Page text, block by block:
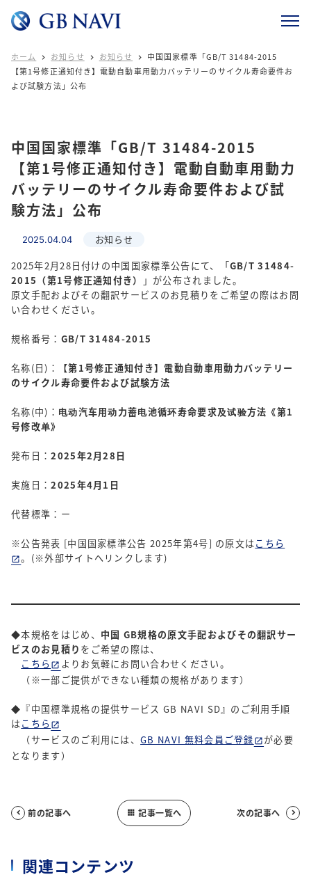
ホーム  お知らせ  お知らせ 
中国国家標準「GB/T 31484-2015
【第1号修正通知付き】電動自動車用動力バッテリーのサイクル寿命要件お
よび試験方法」公布
中国国家標準「GB/T 31484-2015
【第1号修正通知付き】電動自動車用動力
バッテリーのサイクル寿命要件および試
験方法」公布
2025.04.04
お知らせ
2025年2月28日付けの中国国家標準公告にて、「GB/T 31484-
2015（第1号修正通知付き）
」が公布されました。
原文手配およびその翻訳サービスのお見積りをご希望の際はお問
い合わせください。
規格番号： GB/T 31484-2015
名称(日)：
【第1号修正通知付き】電動自動車用動力バッテリー
のサイクル寿命要件および試験方法
名称(中)： 电动汽车用动力蓄电池循环寿命要求及试验方法《第1
号修改单》
発布日：2025年2月28日
実施日：2025年4月1日
代替標準：ー
※公告発表 [中国国家標準公告 2025年第4号] の原文はこちら
。(※外部サイトへリンクします)
◆本規格をはじめ、 中国 GB規格の原文手配およびその翻訳サー
ビスのお見積り をご希望の際は、
こちら
よりお気軽にお問い合わせください。
（※一部ご提供ができない種類の規格があります）
◆『中国標準規格の提供サービス GB NAVI SD』のご利用手順
はこちら
（サービスのご利用には、GB NAVI 無料会員ご登録
が必要
となります）
 前の記事へ  記事一覧へ 次の記事へ 
関連コンテンツ